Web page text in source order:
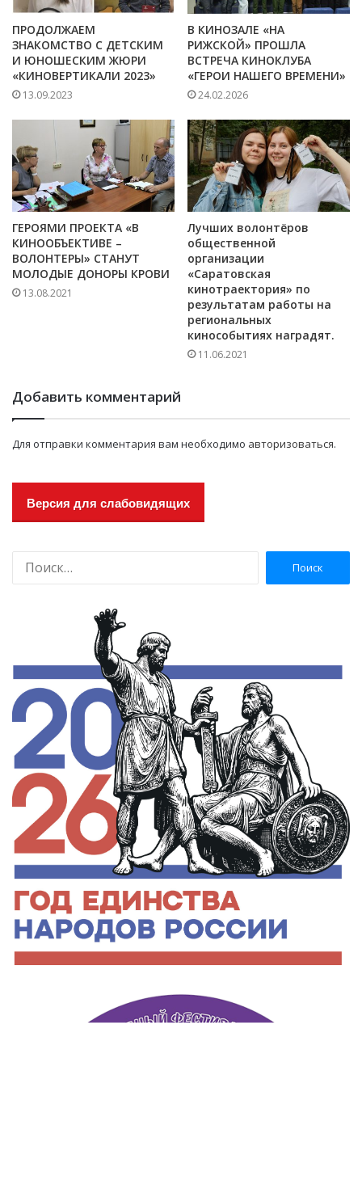
ПРОДОЛЖАЕМ
ЗНАКОМСТВО С ДЕТСКИМ
И ЮНОШЕСКИМ ЖЮРИ
«КИНОВЕРТИКАЛИ 2023»
13.09.2023
В КИНОЗАЛЕ «НА
РИЖСКОЙ» ПРОШЛА
ВСТРЕЧА КИНОКЛУБА
«ГЕРОИ НАШЕГО ВРЕМЕНИ»
24.02.2026
ГЕРОЯМИ ПРОЕКТА «В
КИНООБЪЕКТИВЕ –
ВОЛОНТЕРЫ» СТАНУТ
МОЛОДЫЕ ДОНОРЫ КРОВИ
13.08.2021
Лучших волонтёров
общественной
организации
«Саратовская
кинотраектория» по
результатам работы на
региональных
кинособытиях наградят.
11.06.2021
Добавить комментарий
Для отправки комментария вам необходимо авторизоваться.
Версия для слабовидящих